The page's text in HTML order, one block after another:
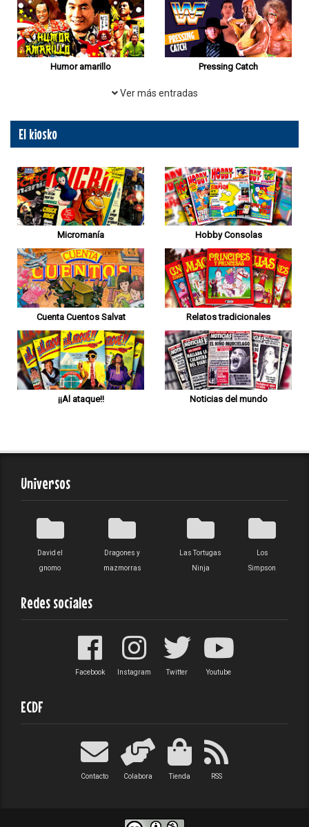
Humor amarillo Pressing Catch
Ver más entradas
El kiosko
Micromanía Hobby Consolas
Cuenta Cuentos Salvat Relatos tradicionales
¡¡Al ataque!! Noticias del mundo
Universos
David el
gnomo
Dragones y
mazmorras
Las Tortugas
Ninja
Los
Simpson
Redes sociales
Facebook Instagram Twitter Youtube
ECDF
Contacto Colabora Tienda RSS